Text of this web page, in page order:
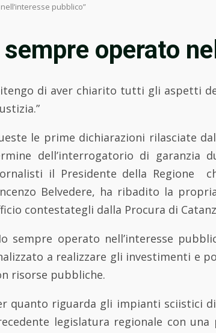
pubblico”
operato
di aver chiarito tutti gli aspetti
le prime dichiarazioni rilasciate
dell’interrogatorio di garanzia
il Presidente della Regione
Belvedere, ha ribadito la
contestategli dalla Procura di
sempre operato nell’interesse
a realizzare gli investimenti e
risorse pubbliche.
quanto riguarda gli impianti sciistici
legislatura regionale con